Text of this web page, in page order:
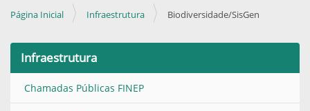
Página Inicial
Infraestrutura Biodiversidade/SisGen
Infraestrutura
Chamadas Públicas FINEP